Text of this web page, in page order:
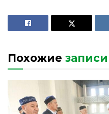
Похожие записи